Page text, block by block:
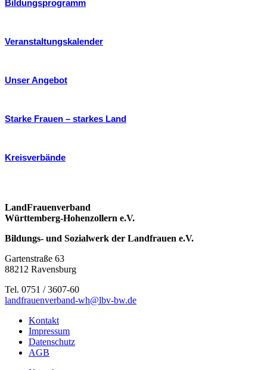
Bildungsprogramm
Veranstaltungskalender
Unser Angebot
Starke Frauen – starkes Land
Kreisverbände
LandFrauenverband
Württemberg-Hohenzollern e.V.
Bildungs- und Sozialwerk der Landfrauen e.V.
Gartenstraße 63
88212 Ravensburg
Tel. 0751 / 3607-60
landfrauenverband-wh@lbv-bw.de
Kontakt
Impressum
Datenschutz
AGB